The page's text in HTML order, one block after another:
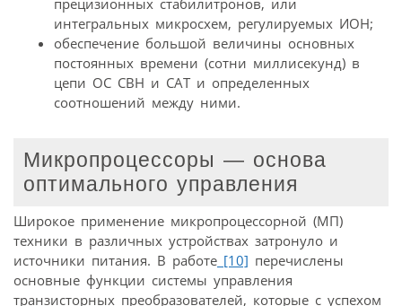
прецизионных стабилитронов, или
интегральных микросхем, регулируемых ИОН;
обеспечение большой величины основных
постоянных времени (сотни миллисекунд) в
цепи ОС СВН и САТ и определенных
соотношений между ними.
Микропроцессоры — основа
оптимального управления
Широкое применение микропроцессорной (МП)
техники в различных устройствах затронуло и
источники питания. В работе [10] перечислены
основные функции системы управления
транзисторных преобразователей, которые с успехом